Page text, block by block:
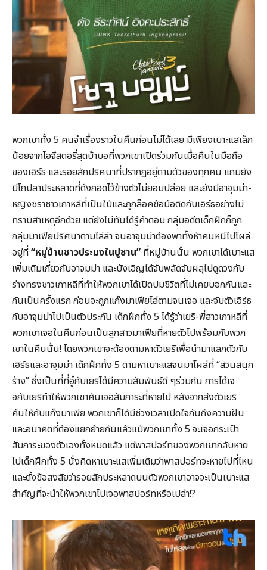
พวกเขาทั้ง 5 คนจำเรื่องราวในคืนก่อนไม่ได้เลย มีเพียงเบาะแสเล็ก
น้อยจากไอจีสตอรี่สุดบ้าบอที่พวกเขาเปิดร่วมกันเมื่อคืนในมือถือ
ของเอิร์ธ และรอยสักปริศนาที่ปรากฏอยู่ตามตัวของทุกคน แถมยัง
มีโถปลาประหลาดที่ดังกอดไว้ข้างตัวไม่ยอมปล่อย และยังมีอาจุมม่า-
หญิงชราชาวเกาหลีที่เป็นใบ้และถูกล็อคข้อมือติดกับเอิร์ธอย่างไม่
ทราบสาเหตุอีกด้วย แต่ยังไม่ทันได้รู้คำตอบ กลุ่มอดีตเด็กฝึกก็ถูก
กลุ่มมาเฟียปริศนาตามไล่ล่า จนอาจุมม่าต้องพาทั้งห้าคนหนีไปโผล่
อยู่ที่“หมู่บ้านชาวประมงในปูชาน” ที่หมู่บ้านนั้น พวกเขาได้เบาะแส
เพิ่มเติมเกี่ยวกับอาจมม่า และบังเอิญได้จับพลัดจับผลุไปดูดวงกับ
ร่างทรงชาวเกาหลีที่ทำให้พวกเขาได้เปิดปมชีวิตที่ไม่เคยบอกกันและ
กันเป็นครั้งแรก ก่อนจะถูกแก๊งมาเฟียไล่ตามจนเจอ และจับตัวเอิร์ธ
กับอาจุมม่าไปเป็นตัวประกัน เด็กฝึกทั้ง 5 ได้รู้ว่าเยริ-พี่สาวเกาหลีที่
พวกเขาเจอในคืนก่อนเป็นลูกสาวมาเฟียที่หายตัวไปพร้อมกับพวก
เขาในคืนนั้น! โดยพวกเขาจะต้องตามหาตัวเยริเพื่อนำมาแลกตัวกับ
เอิร์ธและอาจุมม่า เด็กฝึกทั้ง 5 ตามหาเบาะแสจนมาโผล่ที่ “สวนสนุก
ร้าง” ซึ่งเป็นที่ที่อู๋กับเยริได้มีความสัมพันธ์ดี ๆร่วมกัน การได้เจ
อกับเยริทำให้พวกเขาค้นเจอสัมภาระที่หายไป หลังจากส่งตัวเยริ
คืนให้กับแก๊งมาเพีย พวกเขาก็ได้มีช่วงเวลาเปิดใจกันถึงความฝัน
และอนาคตที่ต้องแยกย้ายกันแล้วแม้พวกเขาทั้ง 5 จะเจอกระเป๋า
สัมภาระของตัวเองทั้งหมดแล้ว แต่พาสปอร์ทของพวกเขากลับหาย
ไปเด็กฝึกทั้ง 5 นั่งคิดหาเบาะแสเพิ่มเติมว่าพาสปอร์ทจะหายไปที่ไหน
และตั้งข้อสงสัยว่ารอยสักประหลาดบนตัวพวกเขาอาจจะเป็นเบาะแส
สำคัญที่จะนำให้พวกเขาไปเจอพาสปอร์ทหรือเปล่า!?